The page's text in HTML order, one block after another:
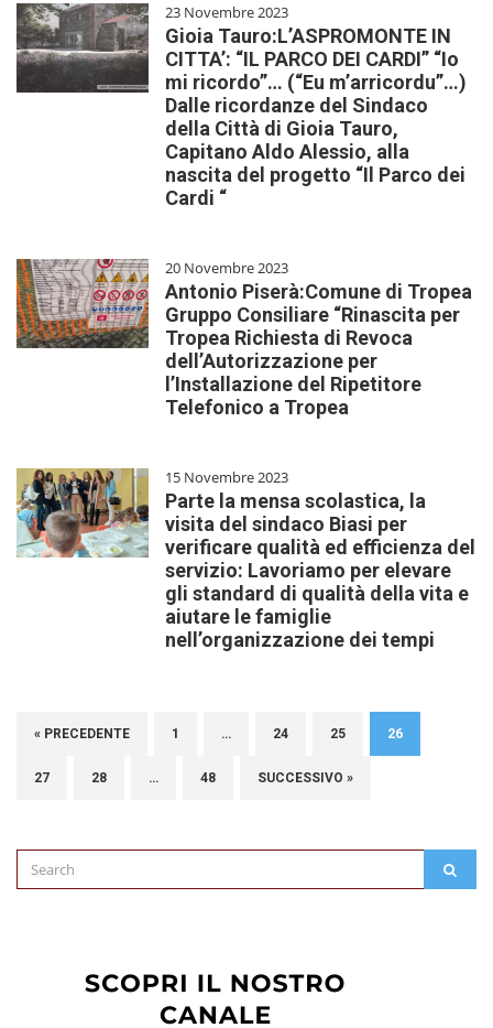
23 Novembre 2023
Gioia Tauro:L’ASPROMONTE IN
CITTA’: “IL PARCO DEI CARDI” “Io
mi ricordo”… (“Eu m’arricordu”…)
Dalle ricordanze del Sindaco
della Città di Gioia Tauro,
Capitano Aldo Alessio, alla
nascita del progetto “Il Parco dei
Cardi “
20 Novembre 2023
Antonio Piserà:Comune di Tropea
Gruppo Consiliare “Rinascita per
Tropea Richiesta di Revoca
dell’Autorizzazione per
l’Installazione del Ripetitore
Telefonico a Tropea
15 Novembre 2023
Parte la mensa scolastica, la
visita del sindaco Biasi per
verificare qualità ed efficienza del
servizio: Lavoriamo per elevare
gli standard di qualità della vita e
aiutare le famiglie
nell’organizzazione dei tempi
« PRECEDENTE 1 … 24 25 26
27 28 … 48 SUCCESSIVO »
Search
for: